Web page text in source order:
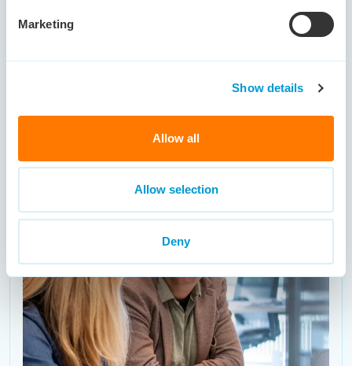
Marketing
Show details
Allow all
Allow selection
Deny
Tegelijkertijd wordt AI-geletterdheid steeds vaker
HR